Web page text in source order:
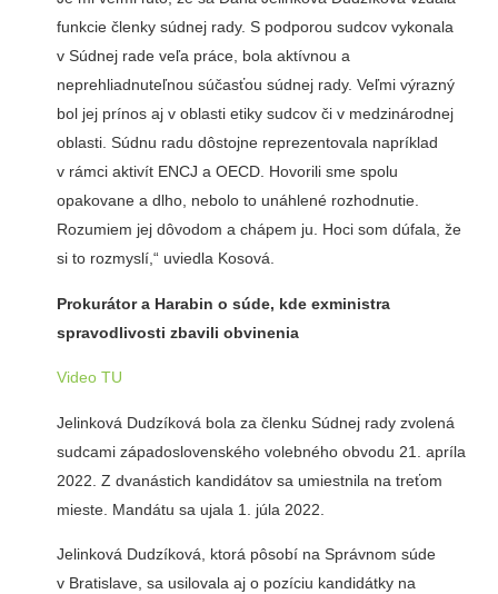
funkcie členky súdnej rady. S podporou sudcov vykonala
v Súdnej rade veľa práce, bola aktívnou a
neprehliadnuteľnou súčasťou súdnej rady. Veľmi výrazný
bol jej prínos aj v oblasti etiky sudcov či v medzinárodnej
oblasti. Súdnu radu dôstojne reprezentovala napríklad
v rámci aktivít ENCJ a OECD. Hovorili sme spolu
opakovane a dlho, nebolo to unáhlené rozhodnutie.
Rozumiem jej dôvodom a chápem ju. Hoci som dúfala, že
si to rozmyslí,“ uviedla Kosová.
Prokurátor a Harabin o súde, kde exministra
spravodlivosti zbavili obvinenia
Video TU
Jelinková Dudzíková bola za členku Súdnej rady zvolená
sudcami západoslovenského volebného obvodu 21. apríla
2022. Z dvanástich kandidátov sa umiestnila na treťom
mieste. Mandátu sa ujala 1. júla 2022.
Jelinková Dudzíková, ktorá pôsobí na Správnom súde
v Bratislave, sa usilovala aj o pozíciu kandidátky na